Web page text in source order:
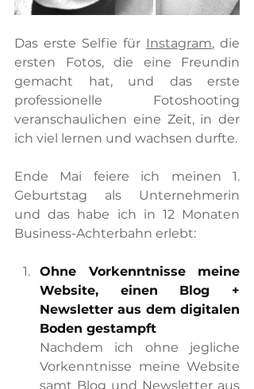
Das erste Selfie für Instagram, die
ersten Fotos, die eine Freundin
gemacht hat, und das erste
professionelle Fotoshooting
veranschaulichen eine Zeit, in der
ich viel lernen und wachsen durfte.
Ende Mai feiere ich meinen 1.
Geburtstag als Unternehmerin
und das habe ich in 12 Monaten
Business-Achterbahn erlebt:
Ohne Vorkenntnisse meine
Website, einen Blog +
Newsletter aus dem digitalen
Boden gestampft
Nachdem ich ohne jegliche
Vorkenntnisse meine Website
samt Blog und Newsletter aus